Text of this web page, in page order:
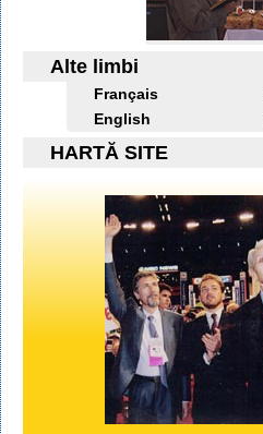
Alte limbi
Français
English
HARTĂ SITE